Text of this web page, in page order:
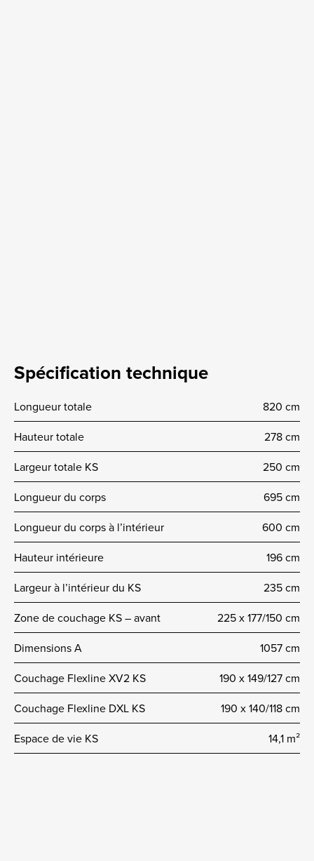
Spécification technique
Longueur totale
820 cm
Hauteur totale
278 cm
Largeur totale KS
250 cm
Longueur du corps
695 cm
Longueur du corps à l’intérieur
600 cm
Hauteur intérieure
196 cm
Largeur à l’intérieur du KS
235 cm
Zone de couchage KS – avant
225 x 177/150 cm
Dimensions A
1057 cm
Couchage Flexline XV2 KS
190 x 149/127 cm
Couchage Flexline DXL KS
190 x 140/118 cm
Espace de vie KS
14,1 m²